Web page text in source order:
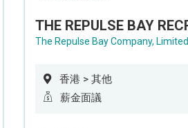
The Repulse Bay Company, Limited
香港 > 其他
薪金面議